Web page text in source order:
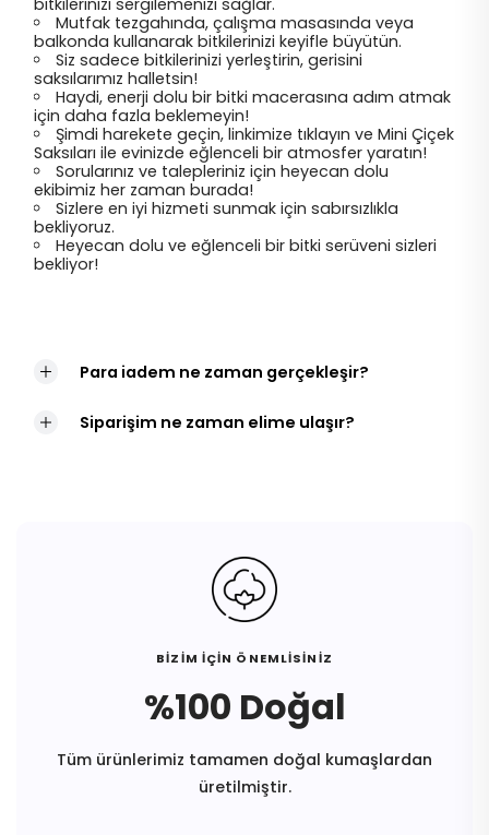
bitkilerinizi sergilemenizi sağlar.
Mutfak tezgahında, çalışma masasında veya
balkonda kullanarak bitkilerinizi keyifle büyütün.
Siz sadece bitkilerinizi yerleştirin, gerisini
saksılarımız halletsin!
Haydi, enerji dolu bir bitki macerasına adım atmak
için daha fazla beklemeyin!
Şimdi harekete geçin, linkimize tıklayın ve Mini Çiçek
Saksıları ile evinizde eğlenceli bir atmosfer yaratın!
Sorularınız ve talepleriniz için heyecan dolu
ekibimiz her zaman burada!
Sizlere en iyi hizmeti sunmak için sabırsızlıkla
bekliyoruz.
Heyecan dolu ve eğlenceli bir bitki serüveni sizleri
bekliyor!
Para iadem ne zaman gerçekleşir?
Siparişim ne zaman elime ulaşır?
BİZİM İÇİN ÖNEMLİSİNİZ
%100 Doğal
Tüm ürünlerimiz tamamen doğal kumaşlardan
üretilmiştir.